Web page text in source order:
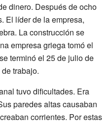
dinero. Después de ocho
El líder de la empresa,
La construcción se
empresa griega tomó el
terminó el 25 de julio de
trabajo.
tuvo dificultades. Era
paredes altas causaban
corrientes. Por estas